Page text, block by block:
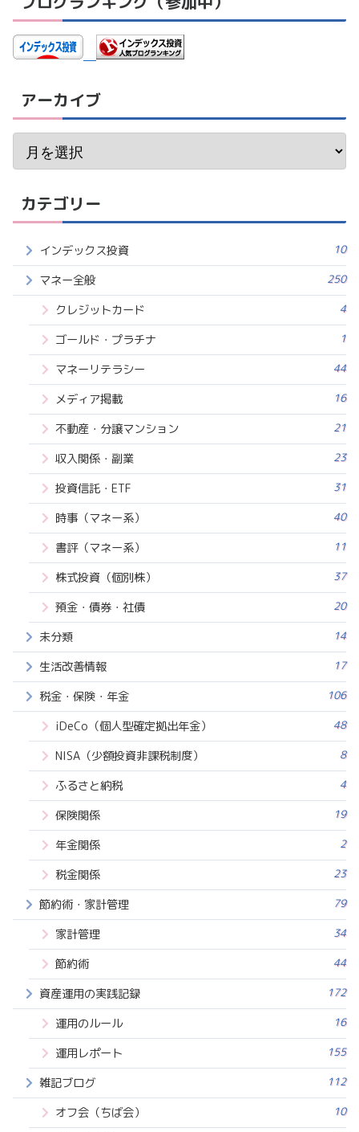
アーカイブ
カテゴリー
インデックス投資 10
マネー全般 250
クレジットカード 4
ゴールド・プラチナ 1
マネーリテラシー 44
メディア掲載 16
不動産・分譲マンション 21
収入関係・副業 23
投資信託・ETF 31
時事（マネー系） 40
書評（マネー系） 11
株式投資（個別株） 37
預金・債券・社債 20
未分類 14
生活改善情報 17
税金・保険・年金 106
iDeCo（個人型確定拠出年金） 48
NISA（少額投資非課税制度） 8
ふるさと納税 4
保険関係 19
年金関係 2
税金関係 23
節約術・家計管理 79
家計管理 34
節約術 44
資産運用の実践記録 172
運用のルール 16
運用レポート 155
雑記ブログ 112
オフ会（ちば会） 10